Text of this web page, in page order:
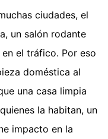
ciudades, el
un salón rodante
el tráfico. Por eso
doméstica al
una casa limpia
la habitan, un
impacto en la